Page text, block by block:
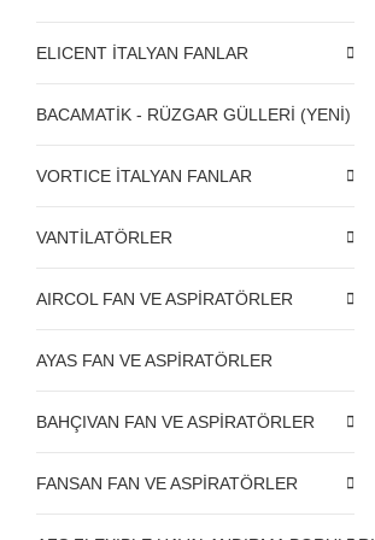
ELICENT İTALYAN FANLAR
BACAMATİK - RÜZGAR GÜLLERİ (YENİ)
VORTICE İTALYAN FANLAR
VANTİLATÖRLER
AIRCOL FAN VE ASPİRATÖRLER
AYAS FAN VE ASPİRATÖRLER
BAHÇIVAN FAN VE ASPİRATÖRLER
FANSAN FAN VE ASPİRATÖRLER